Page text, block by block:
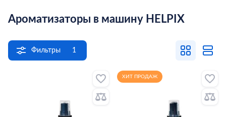
Ароматизаторы в машину HELPIX
Фильтры 1
ХИТ ПРОДАЖ